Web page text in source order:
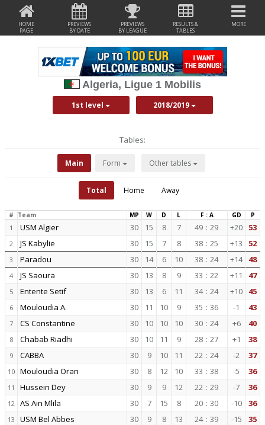
HOME
PAGE
PREVIEWS
BY DATE
PREVIEWS
BY LEAGUE
RESULTS &
TABLES
MORE
Algeria, Ligue 1 Mobilis
1st level 2018/2019
Tables:
Main Form Other tables
Total Home Away
# Team MP W D L F : A GD P
1 USM Algier 30 15 8 7 49 : 29 +20 53
2 JS Kabylie 30 15 7 8 38 : 25 +13 52
3 Paradou 30 14 6 10 38 : 24 +14 48
4 JS Saoura 30 13 8 9 33 : 22 +11 47
5 Entente Setif 30 13 6 11 34 : 24 +10 45
6 Mouloudia A. 30 11 10 9 35 : 36 -1 43
7 CS Constantine 30 10 10 10 30 : 24 +6 40
8 Chabab Riadhi 30 10 11 9 28 : 27 +1 38
9 CABBA 30 9 10 11 22 : 24 -2 37
10 Mouloudia Oran 30 8 12 10 33 : 38 -5 36
11 Hussein Dey 30 9 9 12 22 : 29 -7 36
12 AS Ain Mlila 30 7 15 8 20 : 30 -10 36
13 USM Bel Abbes 30 9 8 13 24 : 39 -15 35